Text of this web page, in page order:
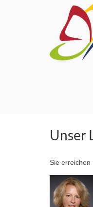
Unser
Sie erreichen